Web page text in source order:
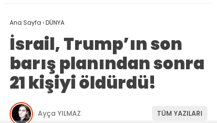
Ana Sayfa ›DÜNYA
İsrail, Trump’ın son
barış planından sonra
21 kişiyi öldürdü!
Ayça YILMAZ TÜM YAZILARI